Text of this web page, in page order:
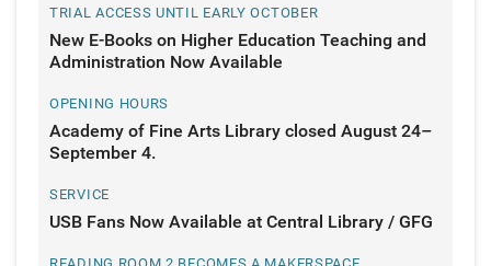
TRIAL ACCESS UNTIL EARLY OCTOBER
New E-Books on Higher Education Teaching and
Administration Now Available
OPENING HOURS
Academy of Fine Arts Library closed August 24–
September 4.
SERVICE
USB Fans Now Available at Central Library / GFG